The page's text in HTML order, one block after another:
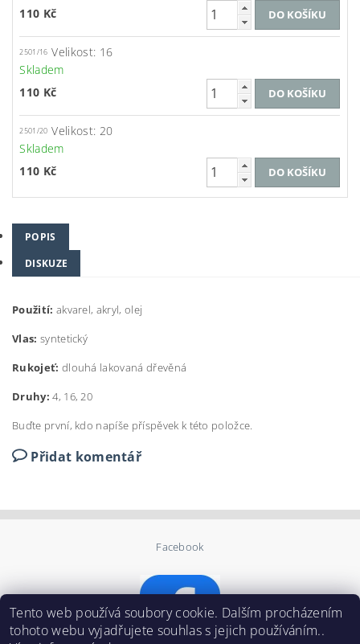
110 Kč
2501/16 Velikost: 16
Skladem
110 Kč
2501/20 Velikost: 20
Skladem
110 Kč
POPIS
DISKUZE
Použití: akvarel, akryl, olej
Vlas: syntetický
Rukojeť: dlouhá lakovaná dřevěná
Druhy: 4, 16, 20
Buďte první, kdo napíše příspěvek k této položce.
Přidat komentář
Facebook
Tento web používá soubory cookie. Dalším procházením
tohoto webu vyjadřujete souhlas s jejich používáním..